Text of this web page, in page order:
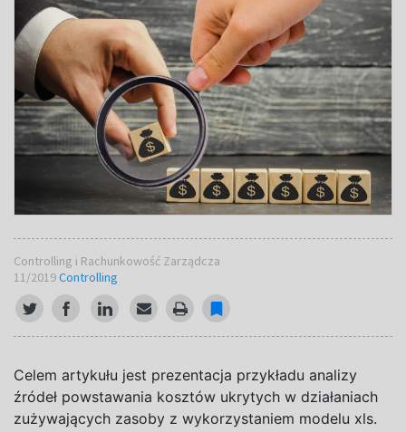
Controlling i Rachunkowość Zarządcza
11/2019Controlling
Celem artykułu jest prezentacja przykładu analizy
źródeł powstawania kosztów ukrytych w działaniach
zużywających zasoby z wykorzystaniem modelu xls.